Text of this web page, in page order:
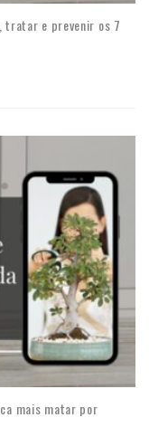
tratar e prevenir os 7
mais matar por